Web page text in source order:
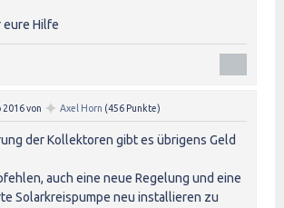
eure Hilfe
2016von ✦ Axel Horn (456 Punkte)
der Kollektoren gibt es übrigens Geld
auch eine neue Regelung und eine
Solarkreispumpe neu installieren zu